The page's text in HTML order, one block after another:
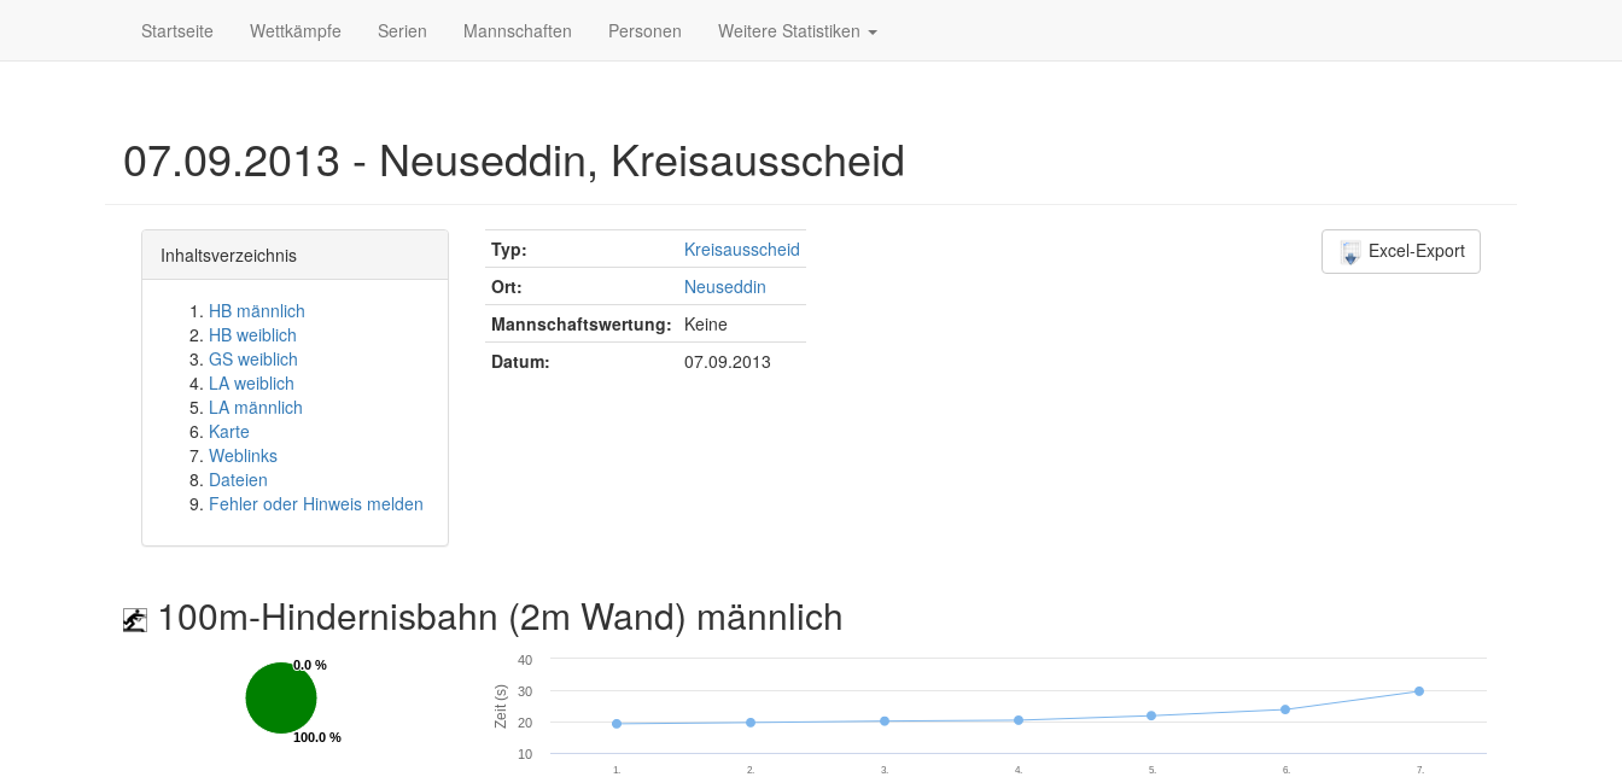
Startseite Wettkämpfe Serien Mannschaften Personen Weitere Statistiken
07.09.2013 - Neuseddin, Kreisausscheid
Inhaltsverzeichnis
HB männlich
HB weiblich
GS weiblich
LA weiblich
LA männlich
Karte
Weblinks
Dateien
Fehler oder Hinweis melden
Typ:
Kreisausscheid
Ort:
Neuseddin
Mannschaftswertung: Keine
Datum:
07.09.2013
Excel-Export
100m-Hindernisbahn (2m Wand) männlich
0.0 %
0.0 %
100.0 %
100.0 %
Zeit (s)
1. 2. 3. 4. 5. 6. 7.
10
20
30
40